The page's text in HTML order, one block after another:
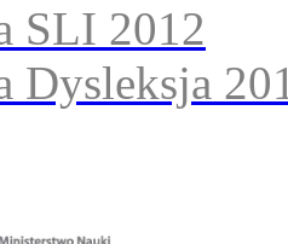
SLI 2012
Dysleksja